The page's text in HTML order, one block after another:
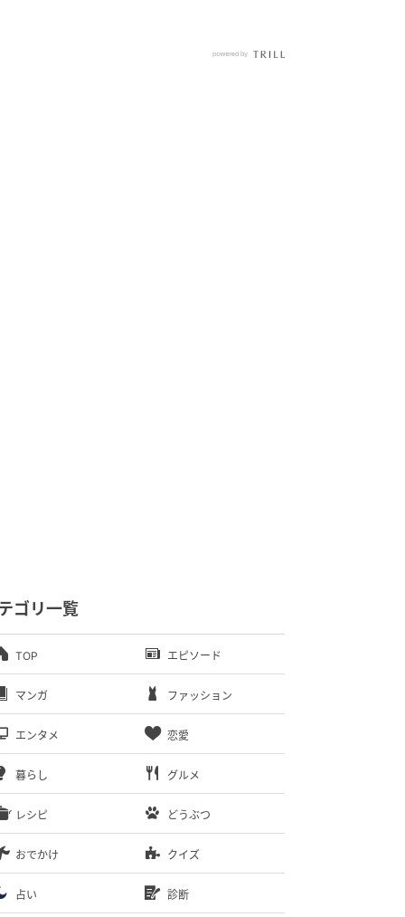
ゴリ一覧
TOP エピソード
マンガ ファッション
エンタメ 恋愛
暮らし グルメ
レシピ どうぶつ
おでかけ クイズ
占い 診断